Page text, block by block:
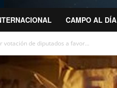
CAMPO AL DÍA
votación de diputados a favor...